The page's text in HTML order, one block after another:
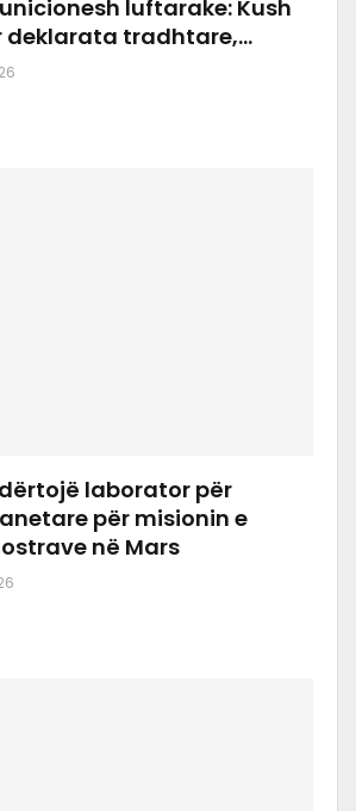
luftarake: Kush
deklarata tradhtare,…
laborator për
për misionin e
në Mars